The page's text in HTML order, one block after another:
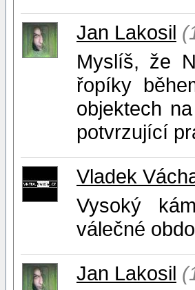
Jan Lakosil
Myslíš, že
řopíky
objektech
potvrzující
Vladek
Vysoký
válečné
Jan Lakosil